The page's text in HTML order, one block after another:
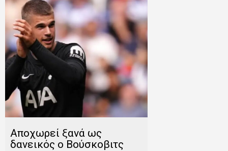
Αποχωρεί ξανά ως
δανεικός ο Βούσκοβιτς